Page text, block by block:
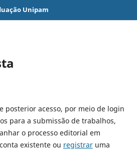
Unipam
posterior acesso, por meio de login
para a submissão de trabalhos,
o processo editorial em
existente ou registraruma